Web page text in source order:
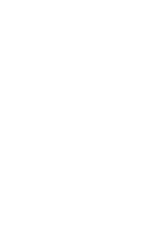
de 1848, elle accueille